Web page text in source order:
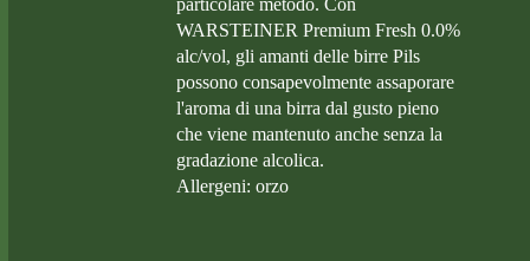
particolare metodo. Con
WARSTEINER Premium Fresh 0.0%
alc/vol, gli amanti delle birre Pils
possono consapevolmente assaporare
l'aroma di una birra dal gusto pieno
che viene mantenuto anche senza la
gradazione alcolica.
Allergeni: orzo